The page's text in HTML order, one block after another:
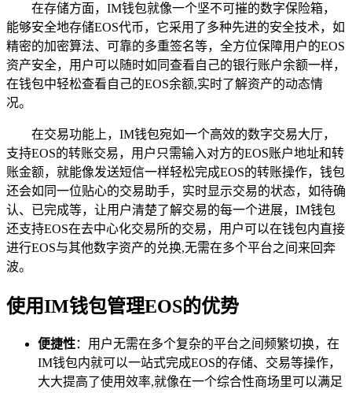
在存储方面，IM钱包就像一个坚不可摧的数字保险箱，
能够安全地存储EOS代币，它采用了多种先进的安全技术，如
精密的加密算法、可靠的多重签名等，全方位保障用户的EOS
资产安全，用户可以随时如同查看自己的银行账户余额一样，
在钱包中轻松查看自己的EOS余额,实时了解资产的动态情
况。
在交易功能上，IM钱包宛如一个高效的数字交易大厅，
支持EOS的转账交易，用户只需输入对方的EOS账户地址和转
账金额，就能像发送短信一样轻松完成EOS的转账操作，钱包
还会如同一位贴心的交易助手，实时显示交易的状态，如待确
认、已完成等，让用户清楚了解交易的每一个进展，IM钱包
还支持EOS在去中心化交易所的交易，用户可以在钱包内直接
进行EOS与其他数字资产的兑换,无需在多个平台之间来回奔
波。
使用IM钱包管理EOS的优势
便捷性：用户无需在多个复杂的平台之间频繁切换，在
IM钱包内就可以一站式完成EOS的存储、交易等操作，
大大提高了使用效率,就像在一个综合性商场里可以满足